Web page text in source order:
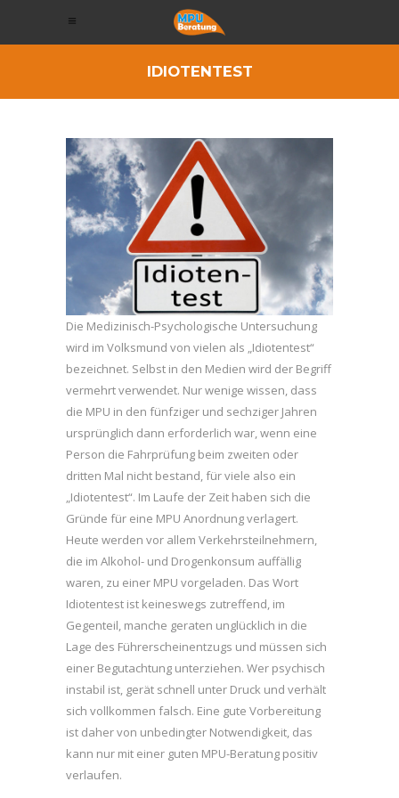
IDIOTENTEST
Die Medizinisch-Psychologische Untersuchung
wird im Volksmund von vielen als „Idiotentest“
bezeichnet. Selbst in den Medien wird der Begriff
vermehrt verwendet. Nur wenige wissen, dass
die MPU in den fünfziger und sechziger Jahren
ursprünglich dann erforderlich war, wenn eine
Person die Fahrprüfung beim zweiten oder
dritten Mal nicht bestand, für viele also ein
„Idiotentest“. Im Laufe der Zeit haben sich die
Gründe für eine MPU Anordnung verlagert.
Heute werden vor allem Verkehrsteilnehmern,
die im Alkohol- und Drogenkonsum auffällig
waren, zu einer MPU vorgeladen. Das Wort
Idiotentest ist keineswegs zutreffend, im
Gegenteil, manche geraten unglücklich in die
Lage des Führerscheinentzugs und müssen sich
einer Begutachtung unterziehen. Wer psychisch
instabil ist, gerät schnell unter Druck und verhält
sich vollkommen falsch. Eine gute Vorbereitung
ist daher von unbedingter Notwendigkeit, das
kann nur mit einer guten MPU-Beratung positiv
verlaufen.